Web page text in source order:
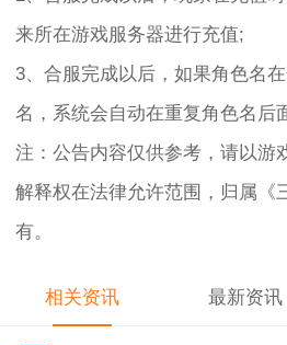
来所在游戏服务器进行充值;
3、合服完成以后，如果角色名
名，系统会自动在重复角色名后
注：公告内容仅供参考，请以游
解释权在法律允许范围，归属《
有。
相关资讯 最新资讯